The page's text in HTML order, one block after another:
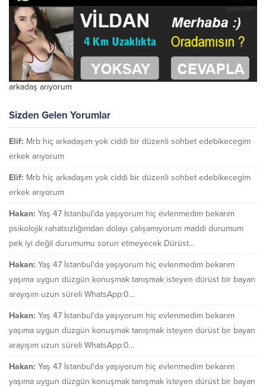
arkadaş arıyorum
Sizden Gelen Yorumlar
Elif: Mrb hiç arkadaşım yok ciddi bir düzenli sohbet edebikecegim
erkek arıyorum
Elif: Mrb hiç arkadaşım yok ciddi bir düzenli sohbet edebikecegim
erkek arıyorum
Hakan: Yaş 47 İstanbul'da yaşıyorum hiç evlenmedim bekarım
psikolojik rahatsızlığımdan dolayı çalışamıyorum maddi durumum
pek iyi değil durumumu sorun etmeyecek Dürüst...
Hakan: Yaş 47 İstanbul'da yaşıyorum hiç evlenmedim bekarım
yaşıma uygun düzgün konuşmak tanışmak isteyen dürüst bir bayan
arayışım uzun süreli WhatsApp:0...
Hakan: Yaş 47 İstanbul'da yaşıyorum hiç evlenmedim bekarım
yaşıma uygun düzgün konuşmak tanışmak isteyen dürüst bir bayan
arayışım uzun süreli WhatsApp:0...
Hakan: Yaş 47 İstanbul'da yaşıyorum hiç evlenmedim bekarım
yaşıma uygun düzgün konuşmak tanışmak isteyen dürüst bir bayan